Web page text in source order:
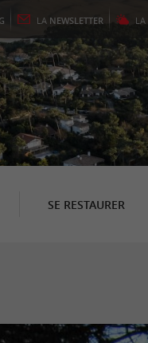
LA NEWSLETTER LA
SE RESTAURER